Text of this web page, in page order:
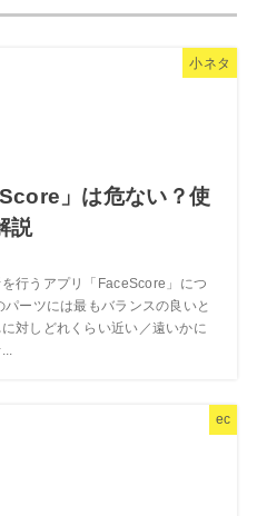
小ネタ
」は危ない？使
説
行うアプリ「FaceScore」につ
ーツには最もバランスの良いと
対しどれくらい近い／遠いかに
ec